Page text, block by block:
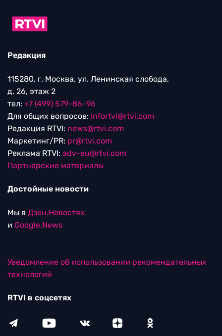
Редакция
115280, г. Москва, ул. Ленинская слобода,
д. 26, этаж 2
тел: +7 (499) 579-86-96
Для общих вопросов: Infortvi@rtvi.com
Редакция RTVI: news@rtvi.com
Маркетинг/PR: pr@rtvi.com
Реклама RTVI: adv-eu@rtvi.com
Партнерские материалы
Достойные новости
Мы в Дзен.Новостях
и Google.News
Уведомление об использовании рекомендательных
технологий
RTVI в соцсетях